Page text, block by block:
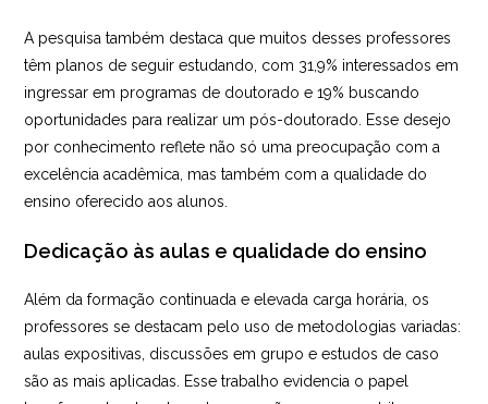
A pesquisa também destaca que muitos desses professores
têm planos de seguir estudando, com 31,9% interessados em
ingressar em programas de doutorado e 19% buscando
oportunidades para realizar um pós-doutorado. Esse desejo
por conhecimento reflete não só uma preocupação com a
excelência acadêmica, mas também com a qualidade do
ensino oferecido aos alunos.
Dedicação às aulas e qualidade do ensino
Além da formação continuada e elevada carga horária, os
professores se destacam pelo uso de metodologias variadas:
aulas expositivas, discussões em grupo e estudos de caso
são as mais aplicadas. Esse trabalho evidencia o papel